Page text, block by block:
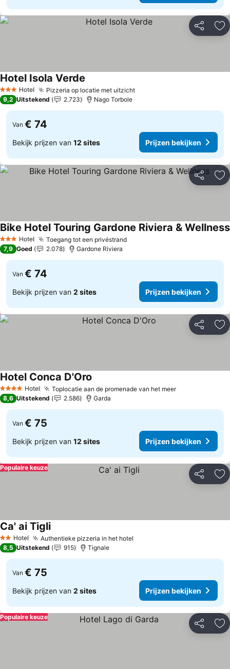
Delen
3 SterrenHotel Pizzeria op locatie met uitzicht
Hotel Isola Verde
9,2 Uitstekend 2.723 Nago Torbole
Van € 74
Bekijk prijzen van 12 sites Prijzen bekijken
Delen
3 SterrenHotel Toegang tot een privéstrand
Bike Hotel Touring Gardone Riviera & Wellness
7,9 Goed 2.078 Gardone Riviera
Van € 74
Bekijk prijzen van 2 sites Prijzen bekijken
Delen
4 SterrenHotel Toplocatie aan de promenade van het meer
Hotel Conca D'Oro
8,6 Uitstekend 2.586 Garda
Van € 75
Bekijk prijzen van 12 sites Prijzen bekijken
Delen
Populaire keuze
2 Sterren
Hotel Authentieke pizzeria in het hotel
Ca' ai Tigli
8,5 Uitstekend 915 Tignale
Van € 75
Bekijk prijzen van 2 sites Prijzen bekijken
Delen
Populaire keuze